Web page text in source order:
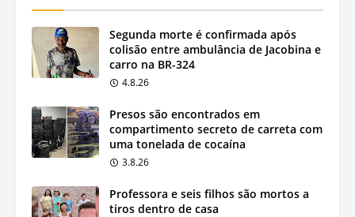
Segunda morte é confirmada após
colisão entre ambulância de Jacobina e
carro na BR-324
4.8.26
Presos são encontrados em
compartimento secreto de carreta com
uma tonelada de cocaína
3.8.26
Professora e seis filhos são mortos a
tiros dentro de casa